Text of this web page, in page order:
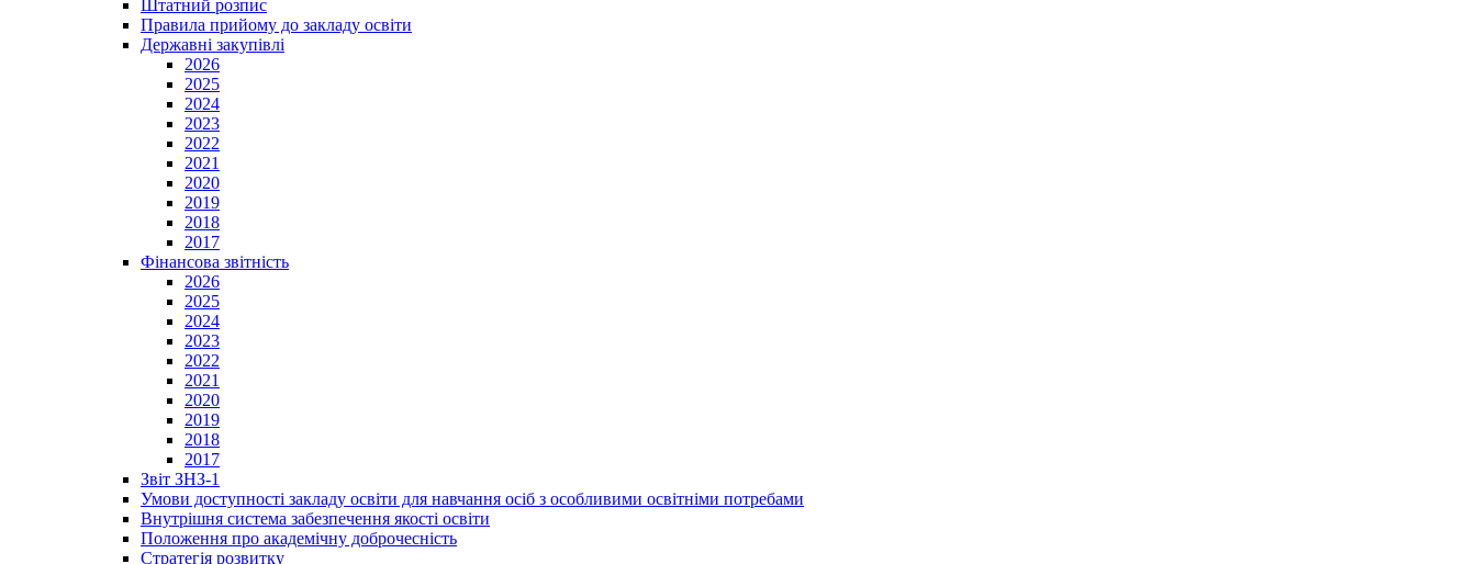
Штатний розпис
Правила прийому до закладу освіти
Державні закупівлі
2026
2025
2024
2023
2022
2021
2020
2019
2018
2017
Фінансова звітність
2026
2025
2024
2023
2022
2021
2020
2019
2018
2017
Звіт ЗНЗ-1
Умови доступності закладу освіти для навчання осіб з особливими освітніми потребами
Внутрішня система забезпечення якості освіти
Положення про академічну доброчесність
Стратегія розвитку